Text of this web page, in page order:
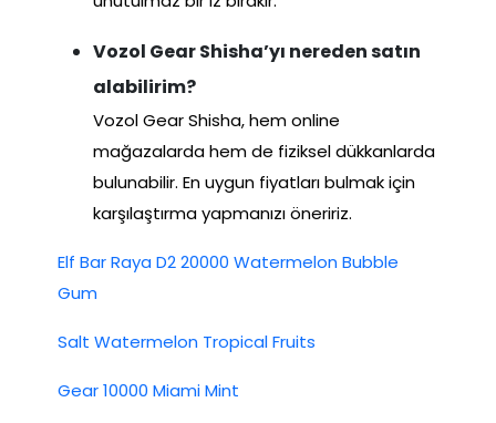
Vozol Gear Shisha’yı nereden satın
alabilirim?
Vozol Gear Shisha, hem online
mağazalarda hem de fiziksel dükkanlarda
bulunabilir. En uygun fiyatları bulmak için
karşılaştırma yapmanızı öneririz.
Elf Bar Raya D2 20000 Watermelon Bubble
Gum
Salt Watermelon Tropical Fruits
Gear 10000 Miami Mint